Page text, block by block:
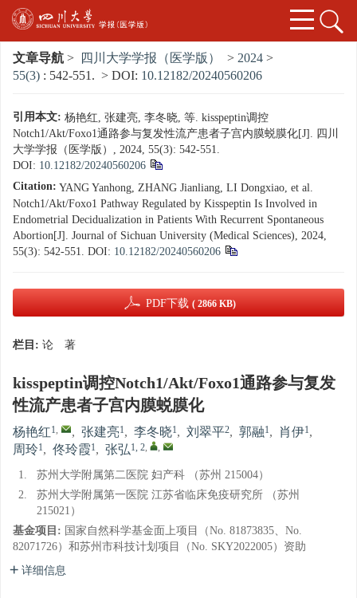
文章导航 > 四川大学学报（医学版） > 2024 >
55(3) : 542-551. > DOI: 10.12182/20240560206
引用本文: 杨艳红, 张建亮, 李冬晓, 等. kisspeptin调控
Notch1/Akt/Foxo1通路参与复发性流产患者子宫内膜蜕膜化[J]. 四川
大学学报（医学版）, 2024, 55(3): 542-551.
DOI: 10.12182/20240560206
Citation: YANG Yanhong, ZHANG Jianliang, LI Dongxiao, et al.
Notch1/Akt/Foxo1 Pathway Regulated by Kisspeptin Is Involved in
Endometrial Decidualization in Patients With Recurrent Spontaneous
Abortion[J]. Journal of Sichuan University (Medical Sciences), 2024,
55(3): 542-551. DOI: 10.12182/20240560206
PDF下载 ( 2866 KB)
栏目: 论 著
kisspeptin调控Notch1/Akt/Foxo1通路参与复发
性流产患者子宫内膜蜕膜化
杨艳红1, , 张建亮1, 李冬晓1, 刘翠平2, 郭融1, 肖伊1,
周玲1, 佟玲霞1, 张弘1, 2, ,
1.
苏州大学附属第二医院 妇产科 （苏州 215004）
2.
苏州大学附属第一医院 江苏省临床免疫研究所 （苏州
215021）
基金项目: 国家自然科学基金面上项目（No. 81873835、No.
82071726）和苏州市科技计划项目（No. SKY2022005）资助
详细信息